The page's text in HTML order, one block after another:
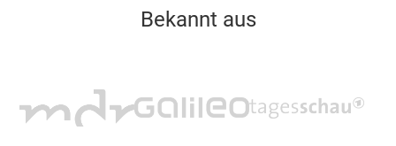
Bekannt aus